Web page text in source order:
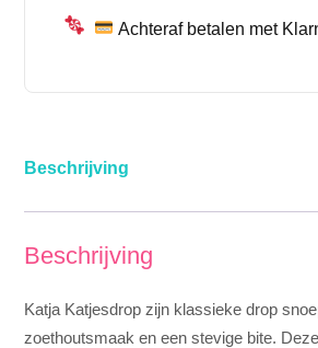
Achteraf betalen met
Beschrijving
Beschrijving
Katja Katjesdrop zijn klassieke drop
zoethoutsmaak en een stevige bite.